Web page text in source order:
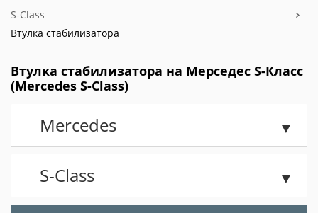
S-Class
Втулка стабилизатора
Втулка стабилизатора на Мерседес S-Класс
(Mercedes S-Class)
Mercedes
S-Class